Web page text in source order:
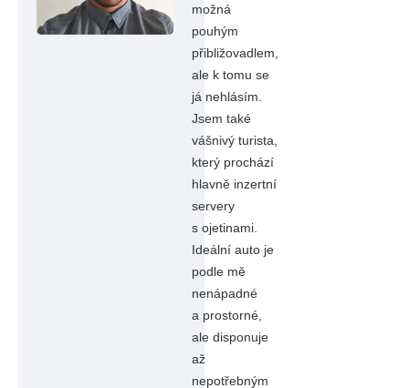
možná
pouhým
přibližovadlem,
ale k tomu se
já nehlásím.
Jsem také
vášnivý turista,
který prochází
hlavně inzertní
servery
s ojetinami.
Ideální auto je
podle mě
nenápadné
a prostorné,
ale disponuje
až
nepotřebným